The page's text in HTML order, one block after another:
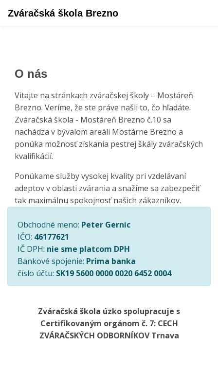
Zváračská škola Brezno
O nás
Vitajte na stránkach zváračskej školy – Mostáreň
Brezno. Veríme, že ste práve našli to, čo hľadáte.
Zváračská škola - Mostáreň Brezno č.10 sa
nachádza v bývalom areáli Mostárne Brezno a
ponúka možnosť získania pestrej škály zváračských
kvalifikácií.
Ponúkame služby vysokej kvality pri vzdelávaní
adeptov v oblasti zvárania a snažíme sa zabezpečiť
tak maximálnu spokojnosť našich zákazníkov.
Obchodné meno: Peter Gernic
IČO: 46177621
IČ DPH: nie sme platcom DPH
Bankové spojenie: Prima banka
číslo účtu: SK19 5600 0000 0020 6452 0004
Zváračská škola úzko spolupracuje s
Certifikovaným orgánom č. 7: CECH
ZVÁRAČSKÝCH ODBORNÍKOV Trnava